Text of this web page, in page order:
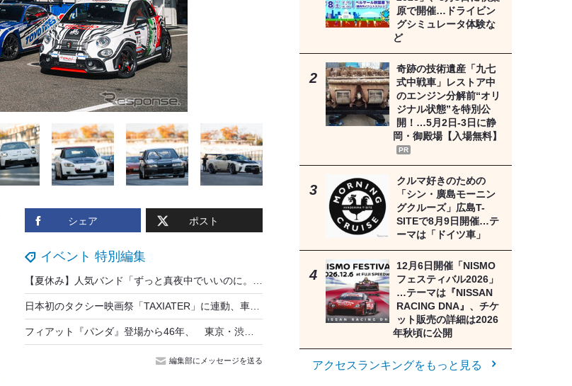
シェア ポスト
イベント 特別編集
日本初のタクシー映画祭「TAXIATER」に連動、車内で短編映画を上映…ラッピングタクシー運行は8月9日まで
フィアット『パンダ』登場から46年、 東京・渋谷で10月3日トークイベント…自動車史家の大矢アキオ・ロレンツォ氏が解説
編集部にメッセージを送る
原で開催…ドライビン
グシミュレータ体験な
ど
奇跡の技術遺産「九七
式中戦車」レストア中
のエンジン分解前“オリ
ジナル状態”を特別公
開！…5月2日-3日に静
岡・御殿場【入場無料】
PR
クルマ好きのための
「シン・廣島モーニン
グクルーズ」広島T-
SITEで8月9日開催…テ
ーマは「ドイツ車」
12月6日開催「NISMO
フェスティバル2026」
…テーマは『NISSAN
RACING DNA』、チケ
ット販売の詳細は2026
年秋頃に公開
アクセスランキングをもっと見る